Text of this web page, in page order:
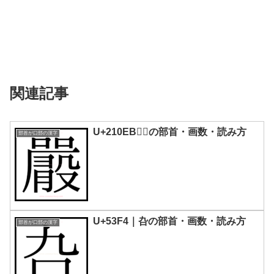
関連記事
部首が口部の漢字 U+210EB｜𡃫の部首・画数・読み方
部首が口部の漢字 U+53F4｜叴の部首・画数・読み方